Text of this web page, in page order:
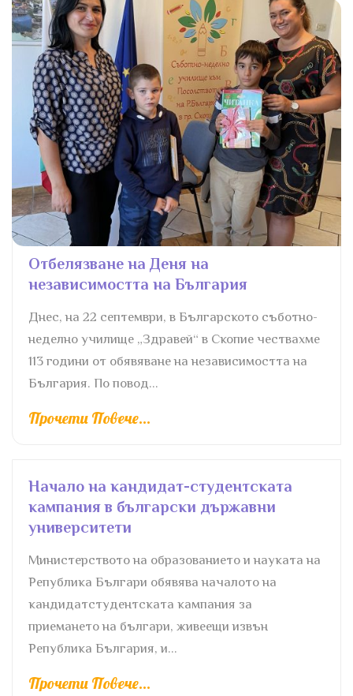
Отбелязване на Деня на
независимостта на България
Днес, на 22 септември, в Българското съботно-
неделно училище „Здравей“ в Скопие чествахме
113 години от обявяване на независимостта на
България. По повод...
Прочети Повече...
Начало на кандидат-студентската
кампания в български държавни
университети
Министерството на образованието и науката на
Република Българи обявява началото на
кандидатстудентската кампания за
приемането на българи, живеещи извън
Република България, и...
Прочети Повече...